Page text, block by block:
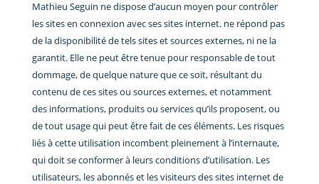
Mathieu Seguin ne dispose d’aucun moyen pour contrôler
les sites en connexion avec ses sites internet. ne répond pas
de la disponibilité de tels sites et sources externes, ni ne la
garantit. Elle ne peut être tenue pour responsable de tout
dommage, de quelque nature que ce soit, résultant du
contenu de ces sites ou sources externes, et notamment
des informations, produits ou services qu’ils proposent, ou
de tout usage qui peut être fait de ces éléments. Les risques
liés à cette utilisation incombent pleinement à l’internaute,
qui doit se conformer à leurs conditions d’utilisation. Les
utilisateurs, les abonnés et les visiteurs des sites internet de